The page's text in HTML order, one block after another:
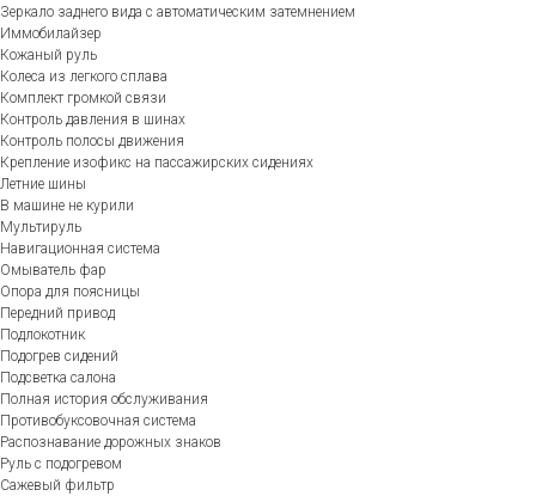
Зеркало заднего вида с автоматическим затемнением
Иммобилайзер
Кожаный руль
Колеса из легкого сплава
Комплект громкой связи
Контроль давления в шинах
Контроль полосы движения
Крепление изофикс на пассажирских сидениях
Летние шины
В машине не курили
Мультируль
Навигационная система
Омыватель фар
Опора для поясницы
Передний привод
Подлокотник
Подогрев сидений
Подсветка салона
Полная история обслуживания
Противобуксовочная система
Распознавание дорожных знаков
Руль с подогревом
Сажевый фильтр